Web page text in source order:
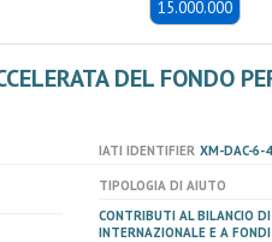
15.000.000
DEL FONDO
IATI IDENTIFIER XM-DAC-6-
TIPOLOGIA DI AIUTO
CONTRIBUTI AL BILANCIO
INTERNAZIONALE E A